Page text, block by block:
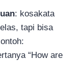
: kosakata
tapi bisa
“How are